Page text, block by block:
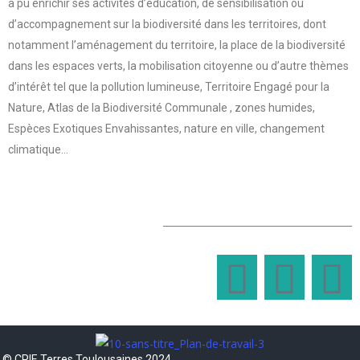
a pu enrichir ses activités d’éducation, de sensibilisation ou
d’accompagnement sur la biodiversité dans les territoires, dont
notamment l’aménagement du territoire, la place de la biodiversité
dans les espaces verts, la mobilisation citoyenne ou d’autre thèmes
d’intérêt tel que la pollution lumineuse, Territoire Engagé pour la
Nature, Atlas de la Biodiversité Communale , zones humides,
Espèces Exotiques Envahissantes, nature en ville, changement
climatique…